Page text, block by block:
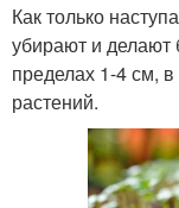
Как только
убирают и делают
пределах 1-4 см,
растений.